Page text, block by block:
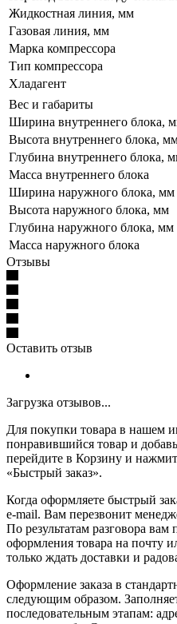
Жидкостная линия, мм
Газовая линия, мм
Марка компрессора
Тип компрессора
Хладагент
Вес и габариты
Ширина внутреннего блока,
Высота внутреннего блока,
Глубина внутреннего блока,
Масса внутреннего блока
Ширина наружного блока, мм
Высота наружного блока, мм
Глубина наружного блока, мм
Масса наружного блока
Отзывы
Оставить отзыв
Загрузка отзывов...
Для покупки товара в нашем
понравившийся товар и
перейдите в Корзину и
«Быстрый заказ».
Когда оформляете быстрый
e-mail. Вам перезвонит
По результатам разговора
оформления товара на почту
только ждать доставки и
Оформление заказа в
следующим образом.
последовательным этапам: